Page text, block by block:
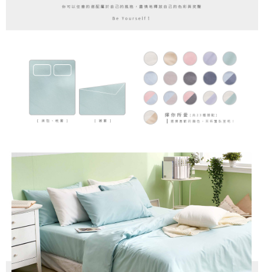
４．使用「AFTEE先享後付」時，將依據個別帳號之用戶狀況，依本公司即
時審查核予不同之上限額度；若仍有額度不足之情形，本公司將視審查結果
恩沛科技股份有限公司將有權停止該用戶之使用額度並採取法律行動。